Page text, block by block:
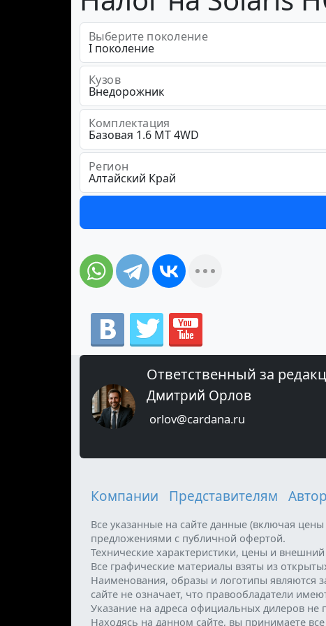
Выберите поколение
Кузов
Комплектация
Регион
Ответственный за
Дмитрий Орлов
orlov@cardana.ru
Компании Представителям
Все указанные на сайте данные (включая
предложениями с публичной офертой.
Технические характеристики, цены и
Все графические материалы взяты из
Наименования, образы и логотипы являются
сайте не означает, что правообладатели
Указание на адреса официальных дилеров
Находясь на данном сайте, вы принимаете